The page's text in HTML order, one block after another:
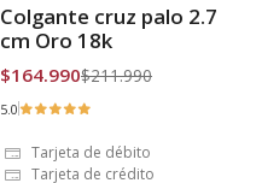
Envío Gratis
Colgante cruz palo 2.7
cm Oro 18k
$164.990$211.990
5.0
Tarjeta de débito
Tarjeta de crédito